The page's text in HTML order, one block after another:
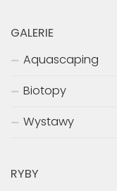
GALERIE
Aquascaping
Biotopy
Wystawy
RYBY